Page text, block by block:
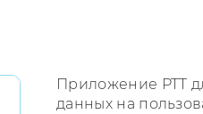
Приложение PTT
данных на